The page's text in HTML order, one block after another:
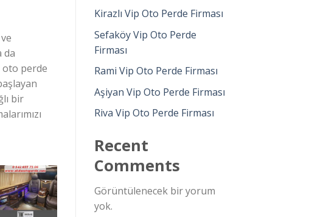
da
oto perde
bir
Kirazlı Vip Oto Perde Firması
Sefaköy Vip Oto Perde
Firması
Rami Vip Oto Perde Firması
Aşiyan Vip Oto Perde Firması
Riva Vip Oto Perde Firması
Recent
Comments
Görüntülenecek bir yorum
yok.